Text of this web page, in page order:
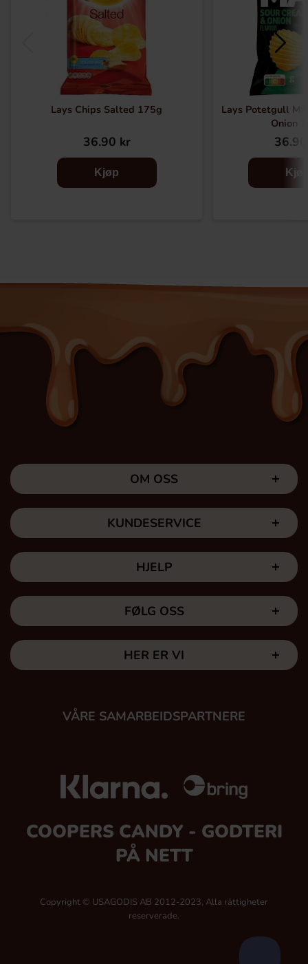
Lays Chips Salted 175g
36.90 kr
Kjøp
Lays Potetgull
Onion
OM OSS
KUNDESERVICE
HJELP
FØLG OSS
HER ER VI
VÅRE SAMARBEIDSPARTNERE
COOPERS CANDY - GODTERI
PÅ NETT
Copyright © USAGODIS AB 2012-2023, Alla rättigheter
reserverade.